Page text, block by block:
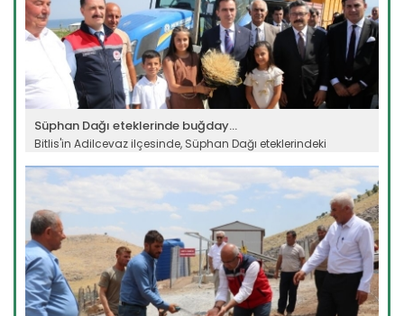
Süphan Dağı eteklerinde buğday...
Bitlis'in Adilcevaz ilçesinde, Süphan Dağı eteklerindeki
Devamını Oku ->